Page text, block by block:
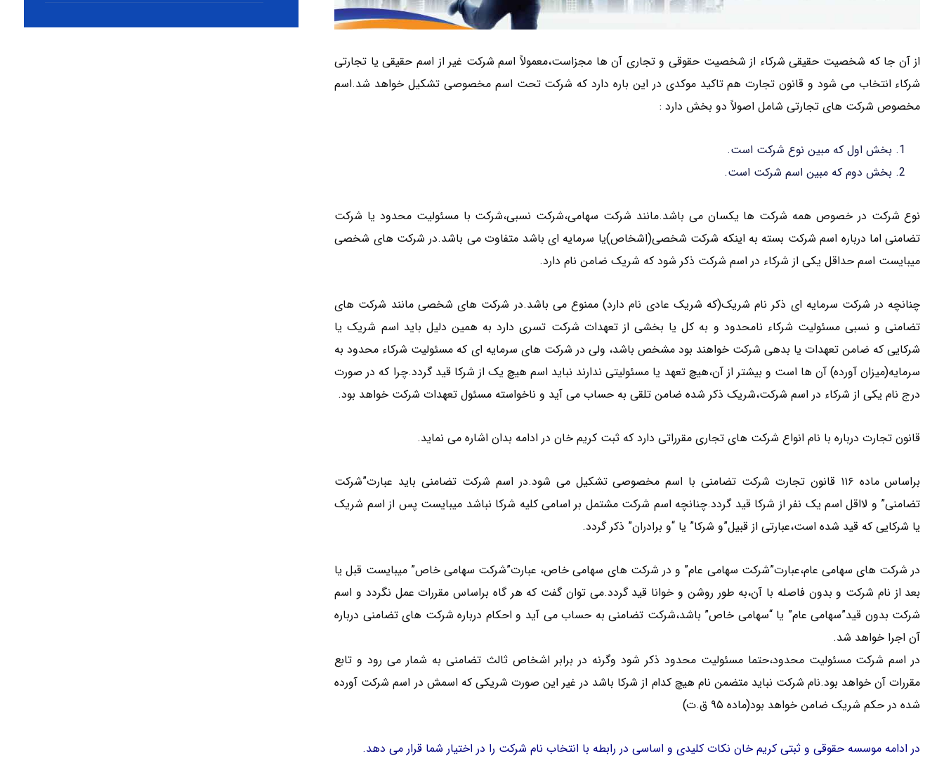
از آن جا که شخصیت حقیقی شرکاء از شخصیت حقوقی و تجاری آن ها مجزاست،معمولاً اسم شرکت غیر از اسم حقیقی یا تجارتی
شرکاء انتخاب می شود و قانون تجارت هم تاکید موکدی در این باره دارد که شرکت تحت اسم مخصوصی تشکیل خواهد شد.اسم
مخصوص شرکت های تجارتی شامل اصولاً دو بخش دارد :
بخش اول که مبین نوع شرکت است.
بخش دوم که مبین اسم شرکت است.
نوع شرکت در خصوص همه شرکت ها یکسان می باشد.مانند شرکت سهامی،شرکت نسبی،شرکت با مسئولیت محدود یا شرکت
تضامنی اما درباره اسم شرکت بسته به اینکه شرکت شخصی(اشخاص)یا سرمایه ای باشد متفاوت می باشد.در شرکت های شخصی
میبایست اسم حداقل یکی از شرکاء در اسم شرکت ذکر شود که شریک ضامن نام دارد.
چنانچه در شرکت سرمایه ای ذکر نام شریک(که شریک عادی نام دارد) ممنوع می باشد.در شرکت های شخصی مانند شرکت های
تضامنی و نسبی مسئولیت شرکاء نامحدود و به کل یا بخشی از تعهدات شرکت تسری دارد به همین دلیل باید اسم شریک یا
شرکایی که ضامن تعهدات یا بدهی شرکت خواهند بود مشخص باشد، ولی در شرکت های سرمایه ای که مسئولیت شرکاء محدود به
سرمایه(میزان آورده) آن ها است و بیشتر از آن،هیچ تعهد یا مسئولیتی ندارند نباید اسم هیچ یک از شرکا قید گردد.چرا که در صورت
درج نام یکی از شرکاء در اسم شرکت،شریک ذکر شده ضامن تلقی به حساب می آید و ناخواسته مسئول تعهدات شرکت خواهد بود.
قانون تجارت درباره با نام انواع شرکت های تجاری مقرراتی دارد که ثبت کریم خان در ادامه بدان اشاره می نماید.
براساس ماده ۱۱۶ قانون تجارت شرکت تضامنی با اسم مخصوصی تشکیل می شود.در اسم شرکت تضامنی باید عبارت”شرکت
تضامنی” و لااقل اسم یک نفر از شرکا قید گردد.چنانچه اسم شرکت مشتمل بر اسامی کلیه شرکا نباشد میبایست پس از اسم شریک
یا شرکایی که قید شده است،عبارتی از قبیل”و شرکا” یا “و برادران” ذکر گردد.
در شرکت های سهامی عام،عبارت”شرکت سهامی عام” و در شرکت های سهامی خاص، عبارت”شرکت سهامی خاص” میبایست قبل یا
بعد از نام شرکت و بدون فاصله با آن،به طور روشن و خوانا قید گردد.می توان گفت که هر گاه براساس مقررات عمل نگردد و اسم
شرکت بدون قید”سهامی عام” یا “سهامی خاص” باشد،شرکت تضامنی به حساب می آید و احکام درباره شرکت های تضامنی درباره
آن اجرا خواهد شد.
در اسم شرکت مسئولیت محدود،حتما مسئولیت محدود ذکر شود وگرنه در برابر اشخاص ثالث تضامنی به شمار می رود و تابع
مقررات آن خواهد بود.نام شرکت نباید متضمن نام هیچ کدام از شرکا باشد در غیر این صورت شریکی که اسمش در اسم شرکت آورده
شده در حکم شریک ضامن خواهد بود(ماده ۹۵ ق.ت)
در ادامه موسسه حقوقی و ثبتی کریم خان نکات کلیدی و اساسی در رابطه با انتخاب نام شرکت را در اختیار شما قرار می دهد.